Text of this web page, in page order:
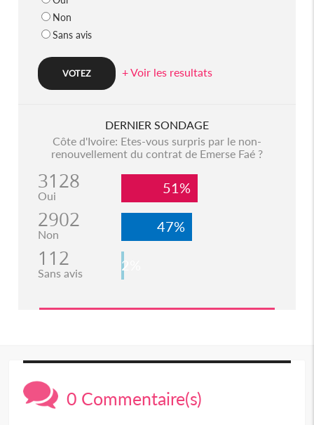
Non
Sans avis
+ Voir les resultats
DERNIER SONDAGE
Côte d'Ivoire: Etes-vous surpris par le non-
renouvellement du contrat de Emerse Faé ?
3128
Oui 51%
2902
Non 47%
112
Sans avis 2%
0 Commentaire(s)